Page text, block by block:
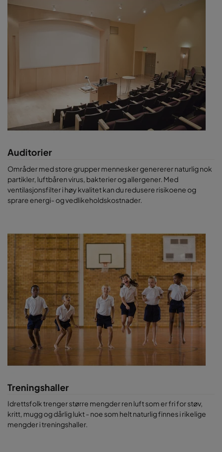
Auditorier
Områder med store grupper mennesker genererer naturlig nok
partikler, luftbåren virus, bakterier og allergener. Med
ventilasjonsfilter i høy kvalitet kan du redusere risikoene og
sprare energi- og vedlikeholdskostnader.
Treningshaller
Idrettsfolk trenger større mengder ren luft som er fri for støv,
kritt, mugg og dårlig lukt - noe som helt naturlig finnes i rikelige
mengder i treningshaller.